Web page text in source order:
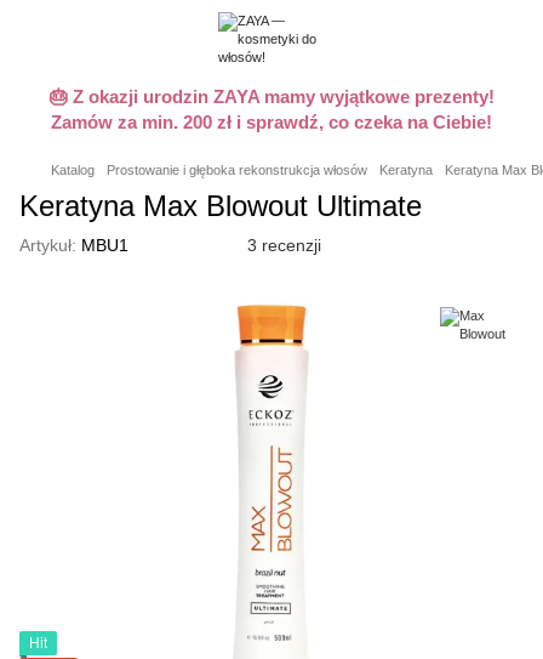
🎂 Z okazji urodzin ZAYA mamy wyjątkowe prezenty!
Zamów za min. 200 zł i sprawdź, co czeka na Ciebie!
Katalog Prostowanie i głęboka rekonstrukcja włosów Keratyna Keratyna Max
Keratyna Max Blowout Ultimate
Artykuł: MBU1 3 recenzji
Hit